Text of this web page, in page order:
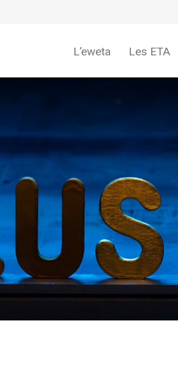
L’eweta Les ETA
Cotisation